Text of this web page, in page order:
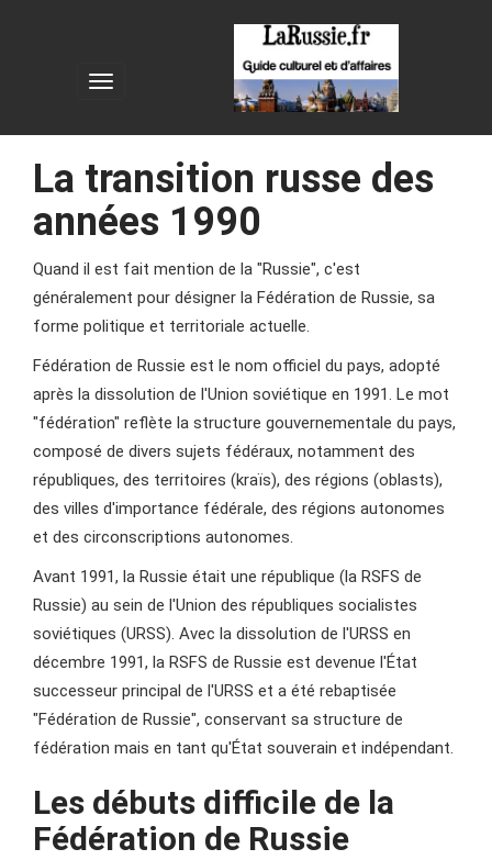
La transition russe des
années 1990
Quand il est fait mention de la "Russie", c'est
généralement pour désigner la Fédération de Russie, sa
forme politique et territoriale actuelle.
Fédération de Russie est le nom officiel du pays, adopté
après la dissolution de l'Union soviétique en 1991. Le mot
"fédération" reflète la structure gouvernementale du pays,
composé de divers sujets fédéraux, notamment des
républiques, des territoires (kraïs), des régions (oblasts),
des villes d'importance fédérale, des régions autonomes
et des circonscriptions autonomes.
Avant 1991, la Russie était une république (la RSFS de
Russie) au sein de l'Union des républiques socialistes
soviétiques (URSS). Avec la dissolution de l'URSS en
décembre 1991, la RSFS de Russie est devenue l'État
successeur principal de l'URSS et a été rebaptisée
"Fédération de Russie", conservant sa structure de
fédération mais en tant qu'État souverain et indépendant.
Les débuts difficile de la
Fédération de Russie